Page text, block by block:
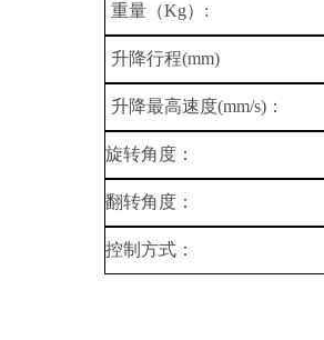
重量（Kg） :
升降行程(mm)
升降最高速度(mm/s) ：
旋转角度：
翻转角度：
控制方式：